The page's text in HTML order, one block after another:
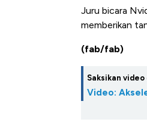
Juru bicara
memberikan
(fab/fab)
Saksikan
Video: